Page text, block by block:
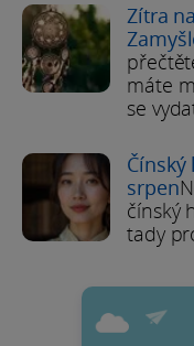
Zítra
máte
se
srpen
čínský
tady